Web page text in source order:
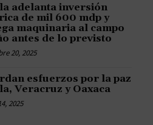
adelanta inversión
de mil 600 mdp y
maquinaria al campo
antes de lo previsto
20, 2025
esfuerzos por la paz
Veracruz y Oaxaca
2025